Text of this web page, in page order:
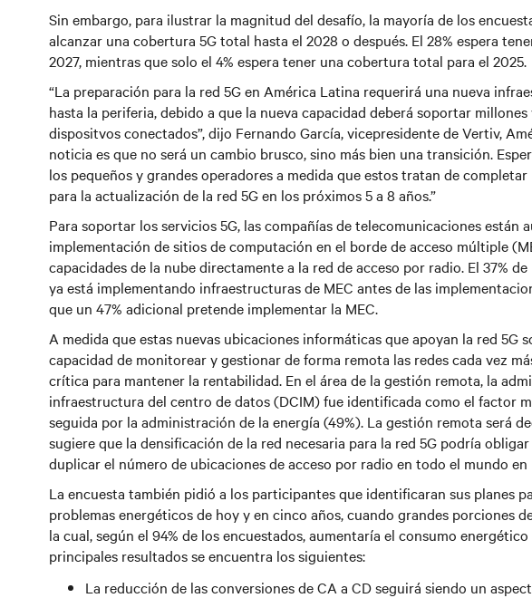
Sin embargo, para ilustrar la magnitud del desafío, la mayoría de los
alcanzar una cobertura 5G total hasta el 2028 o después. El 28% espera
2027, mientras que solo el 4% espera tener una cobertura total para el 2025.
“La preparación para la red 5G en América Latina requerirá una nueva
hasta la periferia, debido a que la nueva capacidad deberá soportar
dispositvos conectados”, dijo Fernando García, vicepresidente de Vertiv,
noticia es que no será un cambio brusco, sino más bien una transición.
los pequeños y grandes operadores a medida que estos tratan de
para la actualización de la red 5G en los próximos 5 a 8 años.”
Para soportar los servicios 5G, las compañías de telecomunicaciones están
implementación de sitios de computación en el borde de acceso múltiple
capacidades de la nube directamente a la red de acceso por radio. El 37%
ya está implementando infraestructuras de MEC antes de las
que un 47% adicional pretende implementar la MEC.
A medida que estas nuevas ubicaciones informáticas que apoyan la red 5G
capacidad de monitorear y gestionar de forma remota las redes cada vez
crítica para mantener la rentabilidad. En el área de la gestión remota, la
infraestructura del centro de datos (DCIM) fue identificada como el factor
seguida por la administración de la energía (49%). La gestión remota será
sugiere que la densificación de la red necesaria para la red 5G podría
duplicar el número de ubicaciones de acceso por radio en todo el mundo en
La encuesta también pidió a los participantes que identificaran sus planes
problemas energéticos de hoy y en cinco años, cuando grandes porciones
la cual, según el 94% de los encuestados, aumentaría el consumo
principales resultados se encuentra los siguientes:
La reducción de las conversiones de CA a CD seguirá siendo un